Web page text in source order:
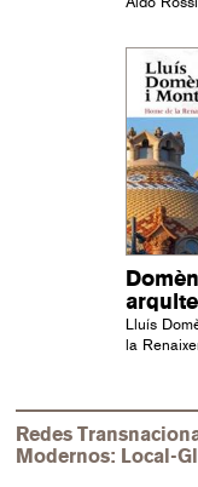
Lluís
la
Redes
Modernos: Local-